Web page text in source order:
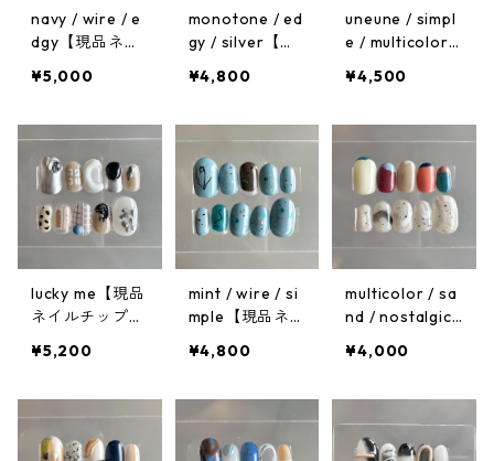
navy / wire / e
dgy【現品ネイ
ズ:M
¥5,000
monotone / ed
gy / silver【現
プ】サイズ:M
¥4,800
uneune / simpl
e / multicolor
ップ】サイズ:M
¥4,500
lucky me【現品
ネイルチップ】
¥5,200
mint / wire / si
mple【現品ネ
イズ:M
¥4,800
multicolor / sa
nd / nostalgic
ップ】サイズ:M
¥4,000